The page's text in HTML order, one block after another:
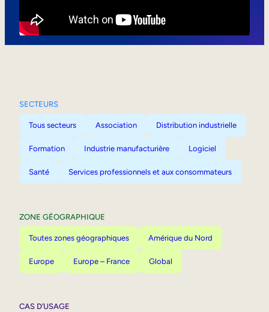
SECTEURS
Tous secteurs Association Distribution industrielle
Formation Industrie manufacturière Logiciel
Santé Services professionnels et aux consommateurs
ZONE GÉOGRAPHIQUE
Toutes zones géographiques Amérique du Nord
Europe Europe – France Global
CAS D’USAGE